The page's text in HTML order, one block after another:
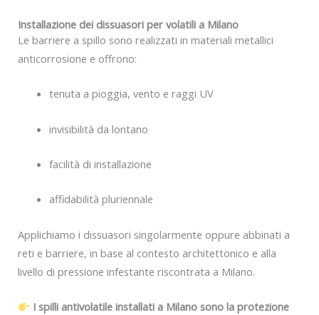
Installazione dei dissuasori per volatili a Milano
Le barriere a spillo sono realizzati in materiali metallici
anticorrosione e offrono:
tenuta a pioggia, vento e raggi UV
invisibilità da lontano
facilità di installazione
affidabilità pluriennale
Applichiamo i dissuasori singolarmente oppure abbinati a
reti e barriere, in base al contesto architettonico e alla
livello di pressione infestante riscontrata a Milano.
I spilli antivolatile installati a Milano sono la protezione